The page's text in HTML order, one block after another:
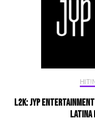
L2K: JYP
latina